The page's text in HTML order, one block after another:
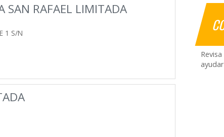
SAN RAFAEL LIMITADA
1 S/N